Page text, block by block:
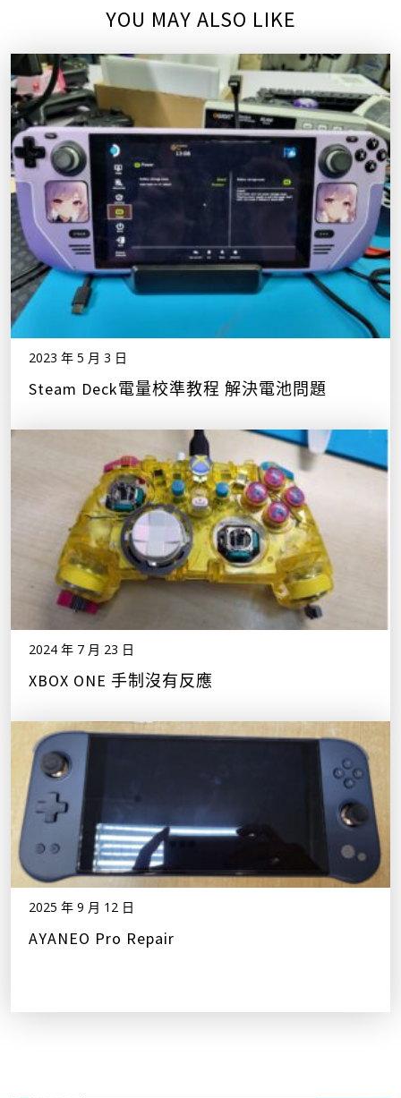
YOU MAY ALSO LIKE
2023 年 5 月 3 日
Steam Deck電量校準教程 解決電池問題
2024 年 7 月 23 日
XBOX ONE 手制沒有反應
2025 年 9 月 12 日
AYANEO Pro Repair